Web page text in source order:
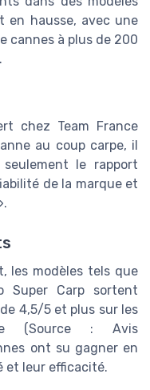
en hausse, avec une
cannes à plus de 200
chez Team France
au coup carpe, il
le rapport
de la marque et
les modèles tels que
Super Carp sortent
4,5/5 et plus sur les
(Source : Avis
ont su gagner en
et leur efficacité.